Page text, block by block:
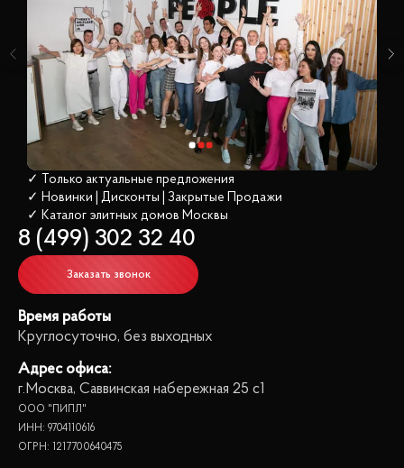
✓ Только актуальные предложения
✓ Новинки | Дисконты | Закрытые Продажи
✓ Каталог элитных домов Москвы
8 (499) 302 32 40
Заказать звонок
Время работы
Круглосуточно, без выходных
Адрес офиса:
г.Москва, Саввинская набережная 25 с1
ООО "ПИПЛ"
ИНН: 9704110616
ОГРН: 1217700640475